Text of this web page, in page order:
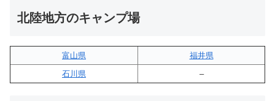
北陸地方のキャンプ場
富山県
福井県
石川県
–